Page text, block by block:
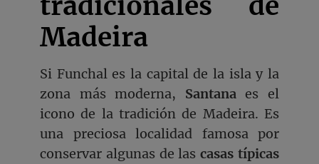
Madeira
Si Funchal es la capital de la isla y la
zona más moderna, Santanaes el
icono de la tradición de Madeira. Es
una preciosa localidad famosa por
conservar algunas de lascasas típicas